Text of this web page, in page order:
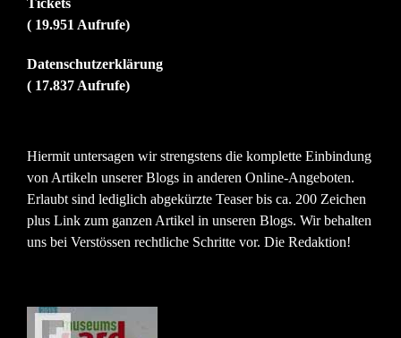
( 19.951 Aufrufe)
Datenschutzerklärung
( 17.837 Aufrufe)
Hiermit untersagen wir strengstens die komplette Einbindung
von Artikeln unserer Blogs in anderen Online-Angeboten.
Erlaubt sind lediglich abgekürzte Teaser bis ca. 200 Zeichen
plus Link zum ganzen Artikel in unseren Blogs. Wir behalten
uns bei Verstössen rechtliche Schritte vor. Die Redaktion!